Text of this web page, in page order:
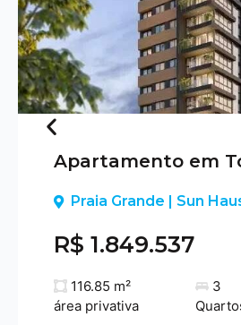
Previous
Apartamento em
Praia Grande | Sun
R$ 1.849.537
116.85 m²
área privativa
3